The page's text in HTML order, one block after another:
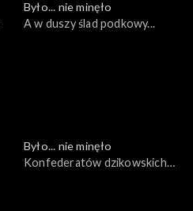
Było... nie minęło
A w duszy ślad podkowy...
Było... nie minęło
Konfederatów dzikowskich